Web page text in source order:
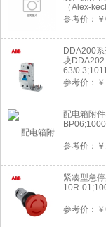
（Alex-
购）-2022
参考价：
DDA200
块DDA202
63/
参考价：
配电箱附
参考价：
紧凑型急
10R-
参考价：